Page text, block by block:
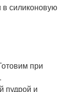
силиконовую
при
пудрой и